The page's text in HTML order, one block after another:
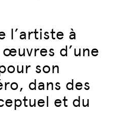
l’artiste à
d’une
son
dans des
et du